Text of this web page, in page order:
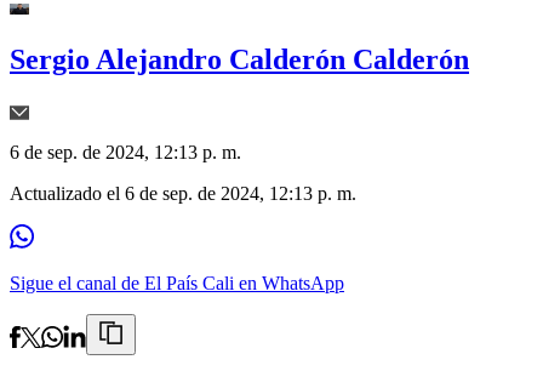
Sergio Alejandro Calderón Calderón
6 de sep. de 2024, 12:13 p. m.
Actualizado el 6 de sep. de 2024, 12:13 p. m.
Sigue el canal de El País Cali en WhatsApp